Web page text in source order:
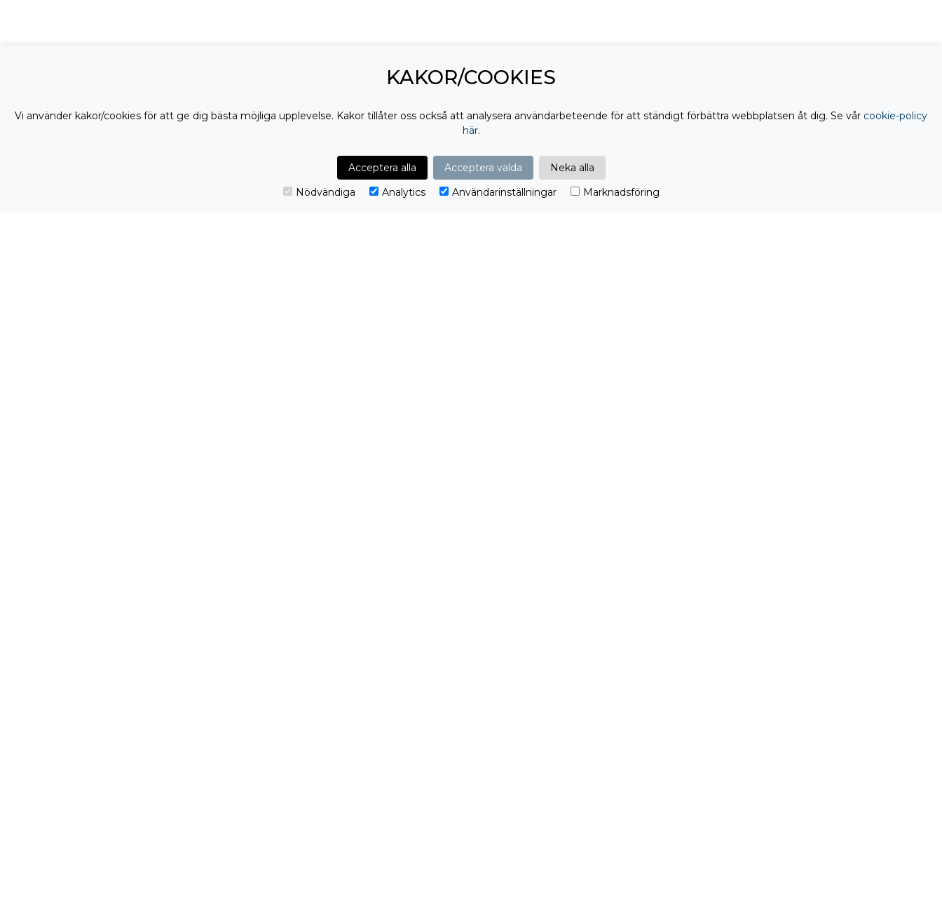
KAKOR/COOKIES
Vi använder kakor/cookies för att ge dig bästa möjliga upplevelse. Kakor tillåter oss också att analysera användarbeteende för att ständigt förbättra webbplatsen åt dig. Se vår cookie-policy
här.
Acceptera alla Acceptera valda
Neka alla
Nödvändiga
Analytics Användarinställningar Marknadsföring